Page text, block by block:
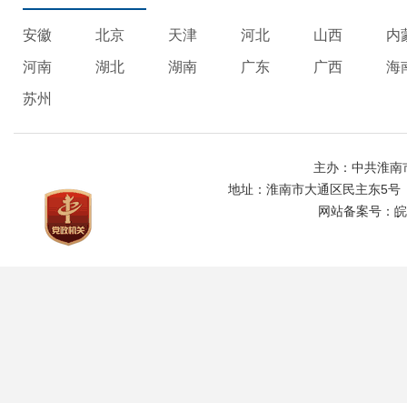
安徽 北京 天津 河北 山西 内
河南 湖北 湖南 广东 广西 海
苏州
主办：中共淮
地址：淮南市大通区民主东5号
网站备案号：